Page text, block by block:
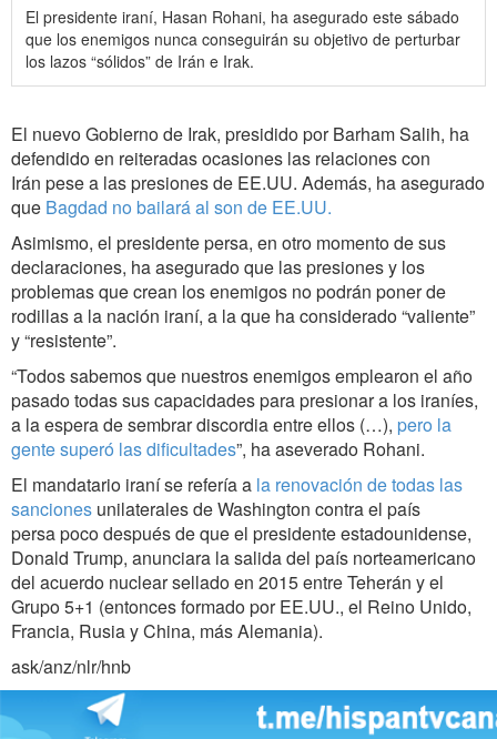
El presidente iraní, Hasan Rohani, ha asegurado este sábado
que los enemigos nunca conseguirán su objetivo de perturbar
los lazos “sólidos” de Irán e Irak.
El nuevo Gobierno de Irak, presidido por Barham Salih, ha
defendido en reiteradas ocasiones las relaciones con
Irán pese a las presiones de EE.UU. Además, ha asegurado
que Bagdad no bailará al son de EE.UU.
Asimismo, el presidente persa, en otro momento de sus
declaraciones, ha asegurado que las presiones y los
problemas que crean los enemigos no podrán poner de
rodillas a la nación iraní, a la que ha considerado “valiente”
y “resistente”.
“Todos sabemos que nuestros enemigos emplearon el año
pasado todas sus capacidades para presionar a los iraníes,
a la espera de sembrar discordia entre ellos (…), pero la
gente superó las dificultades”, ha aseverado Rohani.
El mandatario iraní se refería a la renovación de todas las
sanciones unilaterales de Washington contra el país
persa poco después de que el presidente estadounidense,
Donald Trump, anunciara la salida del país norteamericano
del acuerdo nuclear sellado en 2015 entre Teherán y el
Grupo 5+1 (entonces formado por EE.UU., el Reino Unido,
Francia, Rusia y China, más Alemania).
ask/anz/nlr/hnb